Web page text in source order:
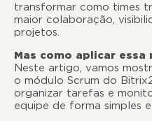
transformar como times
maior colaboração,
projetos.
Mas como aplicar
Neste artigo, vamos
o módulo Scrum do
organizar tarefas e
equipe de forma simples